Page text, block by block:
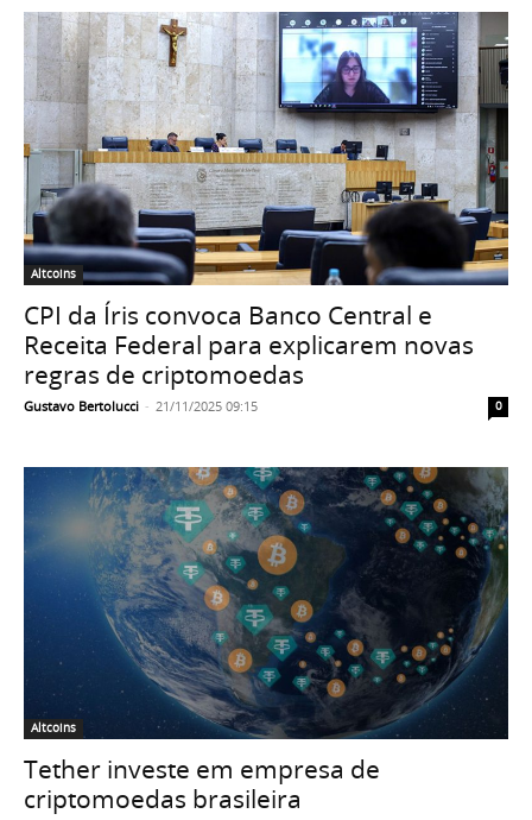
Altcoins
CPI da Íris convoca Banco Central e
Receita Federal para explicarem novas
regras de criptomoedas
Gustavo Bertolucci - 21/11/2025 09:15 0
Altcoins
Tether investe em empresa de
criptomoedas brasileira